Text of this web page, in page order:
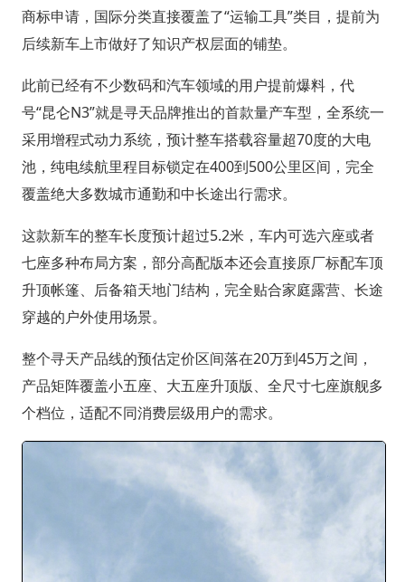
商标申请，国际分类直接覆盖了“运输工具”类目，提前为
后续新车上市做好了知识产权层面的铺垫。
此前已经有不少数码和汽车领域的用户提前爆料，代
号“昆仑N3”就是寻天品牌推出的首款量产车型，全系统一
采用增程式动力系统，预计整车搭载容量超70度的大电
池，纯电续航里程目标锁定在400到500公里区间，完全
覆盖绝大多数城市通勤和中长途出行需求。
这款新车的整车长度预计超过5.2米，车内可选六座或者
七座多种布局方案，部分高配版本还会直接原厂标配车顶
升顶帐篷、后备箱天地门结构，完全贴合家庭露营、长途
穿越的户外使用场景。
整个寻天产品线的预估定价区间落在20万到45万之间，
产品矩阵覆盖小五座、大五座升顶版、全尺寸七座旗舰多
个档位，适配不同消费层级用户的需求。